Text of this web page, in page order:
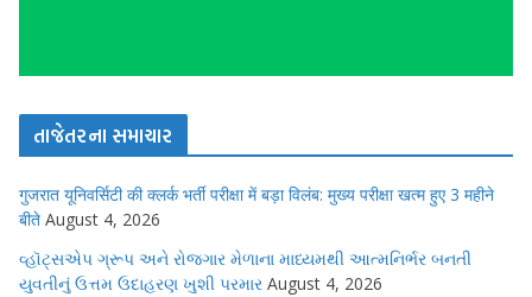
તાજેતરના સમાચાર
गुजरात यूनिवर्सिटी की क्लर्क भर्ती परीक्षा में बड़ा विलंब: मुख्य परीक्षा खत्म हुए 3 महीने
बीते August 4, 2026
વ્હૉટ્સએપ ગ્રૂપ અને રોજગાર મેળાના માધ્યમથી આત્મનિર્ભર બનતી
યુવતીનું ઉત્તમ ઉદાહરણ ખુશી પરમાર August 4, 2026